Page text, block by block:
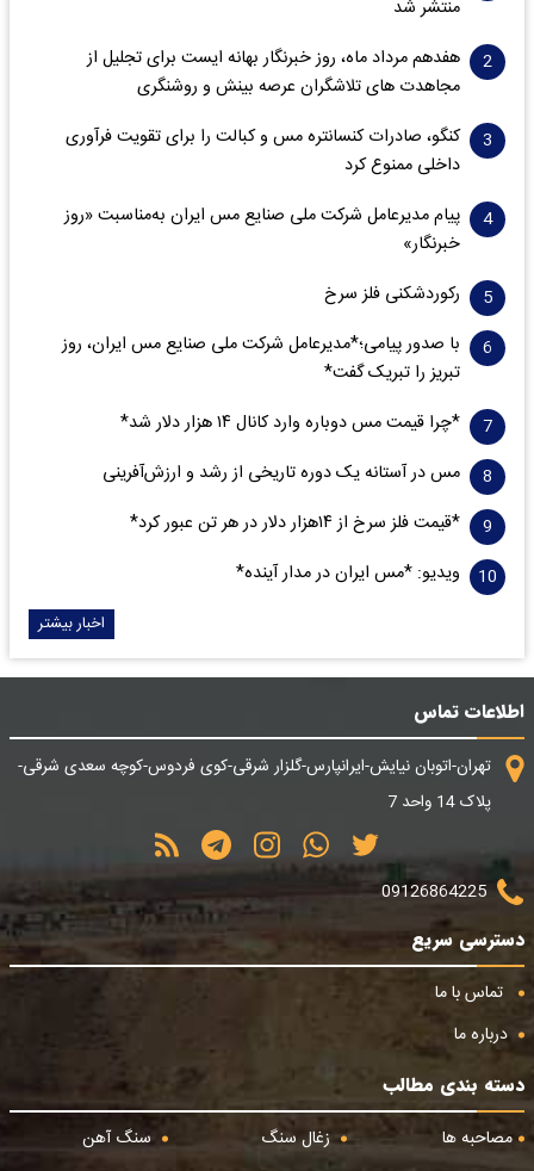
منتشر شد
هفدهم مرداد ماه، روز خبرنگار بهانه ایست برای تجلیل از
مجاهدت های تلاشگران عرصه بینش و روشنگری
کنگو، صادرات کنسانتره مس و کبالت را برای تقویت فرآوری
داخلی ممنوع کرد
پیام مدیرعامل شرکت ملی صنایع مس ایران به‌مناسبت «روز
خبرنگار»
رکوردشکنی فلز سرخ
با صدور پیامی؛*مدیرعامل شرکت ملی صنایع مس ایران، روز
تبریز را تبریک گفت*
*چرا قیمت مس دوباره وارد کانال ۱۴ هزار دلار شد*
مس در آستانه یک دوره تاریخی از رشد و ارزش‌آفرینی
*قیمت فلز سرخ از ۱۴هزار دلار در هر تن عبور کرد*
ویدیو: *مس ایران در مدار آینده*
اخبار بیشتر
اطلاعات تماس
تهران-اتوبان نیایش-ایرانپارس-گلزار شرقی-کوی فردوس-کوچه سعدی شرقی-
پلاک 14 واحد 7
09126864225
دسترسی سریع
تماس با ما
درباره ما
دسته بندی مطالب
مصاحبه ها
زغال سنگ
سنگ آهن